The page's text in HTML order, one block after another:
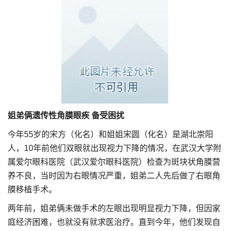
姐弟俩遗传性角膜眼疾 备受困扰
今年55岁的宋方（化名）和姐姐宋圆（化名）是湖北崇阳
人，10年前他们双眼就出现视力下降的情况，在武汉大学附
属爱尔眼科医院（武汉爱尔眼科医院）检查为斑块状角膜营
养不良，当时因为右眼情况严重，姐弟二人先后做了右眼角
膜移植手术。
两年前，姐弟俩未做手术的左眼出现明显视力下降，但因家
庭经济困难，也就没有就求医治疗。直到今年，他们发现自